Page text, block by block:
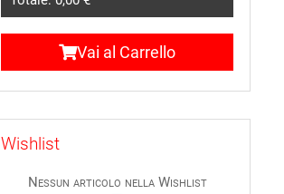
Vai al Carrello
Wishlist
Nessun articolo nella Wishlist